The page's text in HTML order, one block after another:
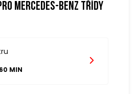
mercedes-benz třídy
60 MIN